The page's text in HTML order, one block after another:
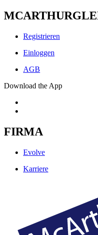
Registrieren
Einloggen
AGB
Download the App
FIRMA
Evolve
Karriere